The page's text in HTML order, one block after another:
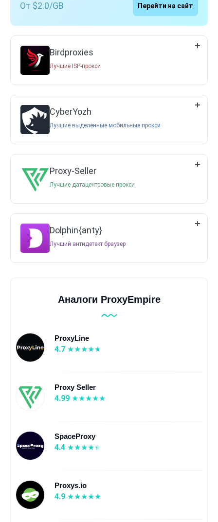
От $2.0/GB Перейти на сайт
Birdproxies
Лучшие ISP-прокси
CyberYozh
Лучшие выделенные мобильные прокси
Proxy-Seller
Лучшие датацентровые прокси
Dolphin{anty}
Лучший антидетект браузер
Аналоги ProxyEmpire
ProxyLine
4.7
Proxy Seller
4.99
SpaceProxy
4.4
Proxys.io
4.9